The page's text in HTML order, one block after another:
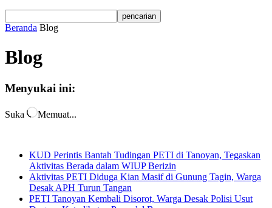
Beranda Blog
Blog
Menyukai ini:
Suka Memuat...
KUD Perintis Bantah Tudingan PETI di Tanoyan, Tegaskan
Aktivitas Berada dalam WIUP Berizin
Aktivitas PETI Diduga Kian Masif di Gunung Tagin, Warga
Desak APH Turun Tangan
PETI Tanoyan Kembali Disorot, Warga Desak Polisi Usut